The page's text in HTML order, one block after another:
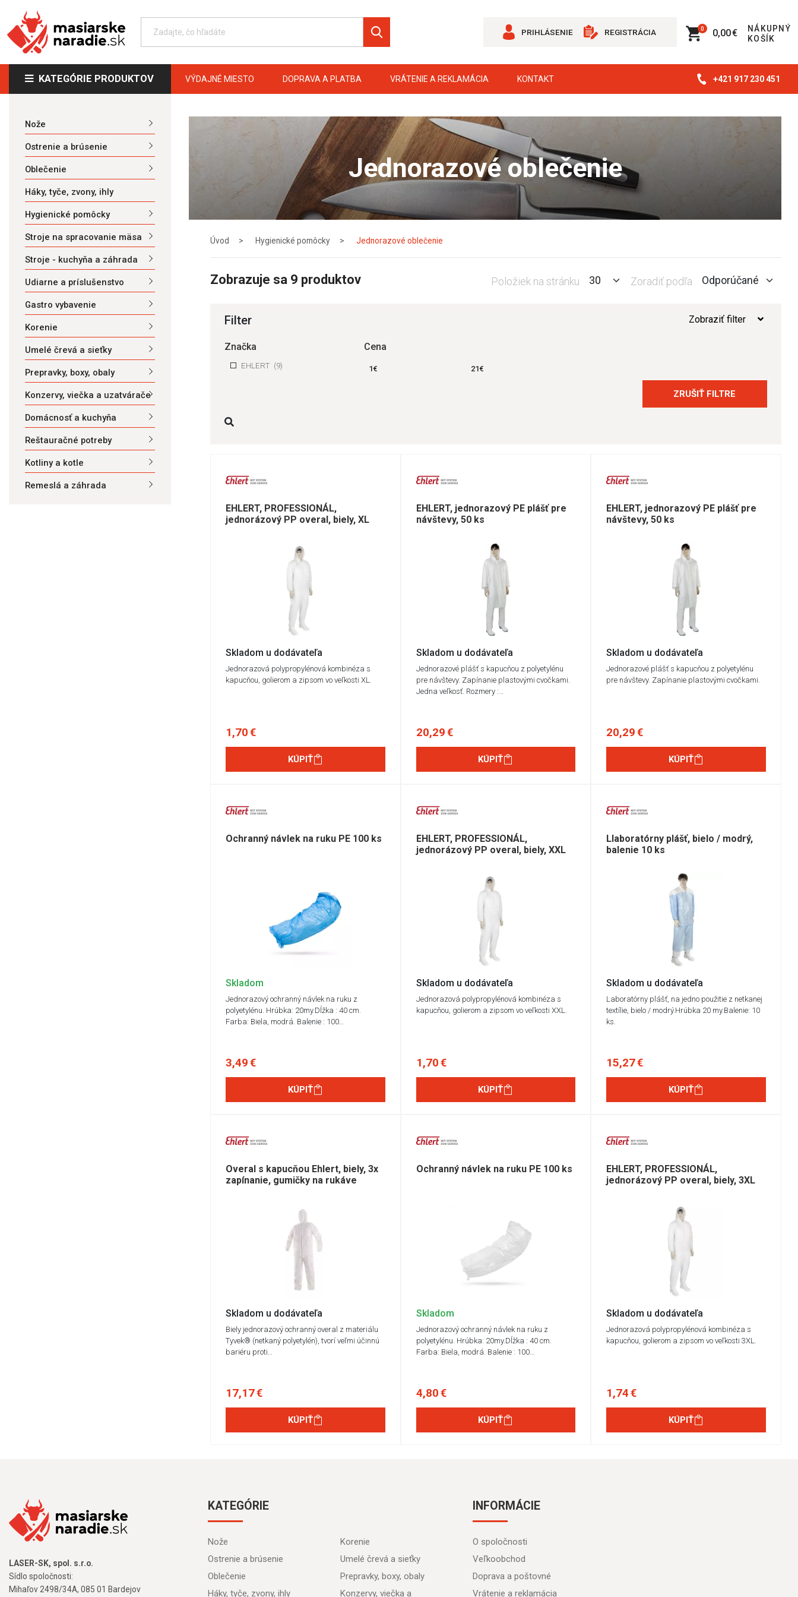
PRIHLÁSENIE REGISTRÁCIA 0,00 €
NÁKUPNÝ
KOŠÍK
0
KATEGÓRIE PRODUKTOV VÝDAJNÉ MIESTO DOPRAVA A PLATBA VRÁTENIE A REKLAMÁCIA KONTAKT +421 917 230 451
Nože
Ostrenie a brúsenie
Oblečenie
Háky, tyče, zvony, ihly
Hygienické pomôcky
Stroje na spracovanie mäsa
Stroje - kuchyňa a záhrada
Udiarne a príslušenstvo
Gastro vybavenie
Korenie
Umelé črevá a sieťky
Prepravky, boxy, obaly
Konzervy, viečka a uzatvárače
Domácnosť a kuchyňa
Reštauračné potreby
Kotliny a kotle
Remeslá a záhrada
Jednorazové oblečenie
Úvod Hygienické pomôcky Jednorazové oblečenie
Zobrazuje sa 9 produktov Položiek na stránku Zoradiť podľa
Filter Zobraziť filter
Značka
EHLERT (9)
Cena
1€ 21€
ZRUŠIŤ FILTRE
EHLERT, PROFESSIONÁL,
jednorázový PP overal, biely, XL
Skladom u dodávateľa
Jednorazová polypropylénová kombinéza s
kapucňou, golierom a zipsom vo veľkosti XL.
1,70 €
KÚPIŤ
EHLERT, jednorazový PE plášť pre
návštevy, 50 ks
Skladom u dodávateľa
Jednorazové plášť s kapucňou z polyetylénu
pre návštevy. Zapínanie plastovými cvočkami.
Jedna veľkosť. Rozmery :…
20,29 €
KÚPIŤ
EHLERT, jednorazový PE plášť pre
návštevy, 50 ks
Skladom u dodávateľa
Jednorazové plášť s kapucňou z polyetylénu
pre návštevy. Zapínanie plastovými cvočkami.
20,29 €
KÚPIŤ
Ochranný návlek na ruku PE 100 ks
Skladom
Jednorazový ochranný návlek na ruku z
polyetylénu. Hrúbka: 20my.Dĺžka : 40 cm.
Farba: Biela, modrá. Balenie : 100…
3,49 €
KÚPIŤ
EHLERT, PROFESSIONÁL,
jednorázový PP overal, biely, XXL
Skladom u dodávateľa
Jednorazová polypropylénová kombinéza s
kapucňou, golierom a zipsom vo veľkosti XXL.
1,70 €
KÚPIŤ
Llaboratórny plášť, bielo / modrý,
balenie 10 ks
Skladom u dodávateľa
Laboratórny plášť, na jedno použitie z netkanej
textílie, bielo / modrý.Hrúbka 20 my.Balenie: 10
ks.
15,27 €
KÚPIŤ
Overal s kapucňou Ehlert, biely, 3x
zapínanie, gumičky na rukáve
Skladom u dodávateľa
Biely jednorazový ochranný overal z materiálu
Tyvek® (netkaný polyetylén), tvorí veľmi účinnú
bariéru proti…
17,17 €
KÚPIŤ
Ochranný návlek na ruku PE 100 ks
Skladom
Jednorazový ochranný návlek na ruku z
polyetylénu. Hrúbka: 20my.Dĺžka : 40 cm.
Farba: Biela, modrá. Balenie : 100…
4,80 €
KÚPIŤ
EHLERT, PROFESSIONÁL,
jednorázový PP overal, biely, 3XL
Skladom u dodávateľa
Jednorazová polypropylénová kombinéza s
kapucňou, golierom a zipsom vo veľkosti 3XL.
1,74 €
KÚPIŤ
LASER-SK, spol. s.r.o.
Sídlo spoločnosti:
Mihaľov 2498/34A, 085 01 Bardejov
KATEGÓRIE
Nože
Ostrenie a brúsenie
Oblečenie
Háky, tyče, zvony, ihly
Korenie
Umelé črevá a sieťky
Prepravky, boxy, obaly
Konzervy, viečka a
INFORMÁCIE
O spoločnosti
Veľkoobchod
Doprava a poštovné
Vrátenie a reklamácia